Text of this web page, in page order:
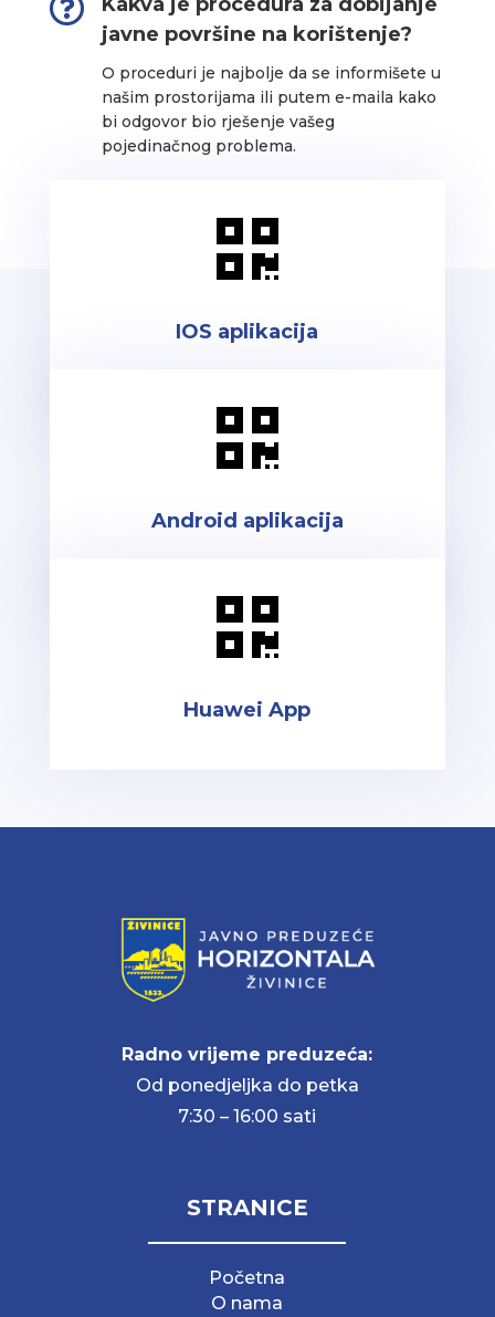

javne površine na korištenje?
O proceduri je najbolje da se informišete u
našim prostorijama ili putem e-maila kako
bi odgovor bio rješenje vašeg
pojedinačnog problema.

IOS aplikacija

Android aplikacija

Huawei App
Radno vrijeme preduzeća:
Od ponedjeljka do petka
7:30 – 16:00 sati
STRANICE
Početna
O nama